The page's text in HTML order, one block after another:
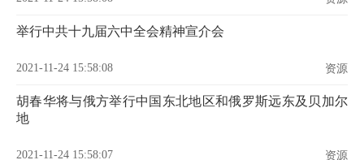
举行中共十九届六中全会精神宣介会
2021-11-24 15:58:08 资源
胡春华将与俄方举行中国东北地区和俄罗斯远东及贝加尔
地
2021-11-24 15:58:07 资源